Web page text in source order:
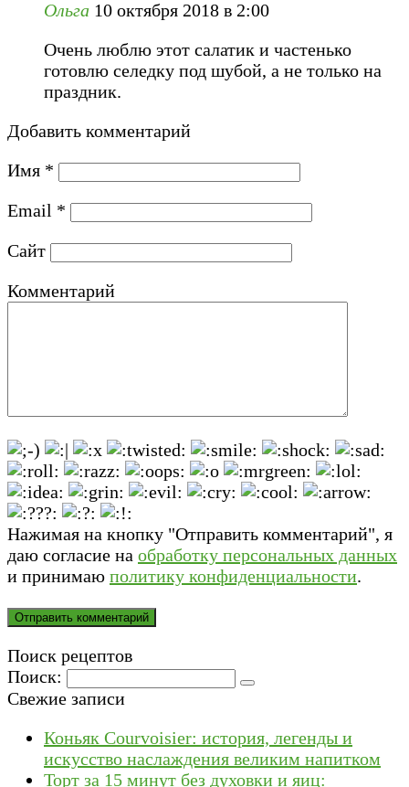
Ольга 10 октября 2018 в 2:00
Очень люблю этот салатик и частенько
готовлю селедку под шубой, а не только на
праздник.
Добавить комментарий
Имя *
Email *
Сайт
Комментарий
Нажимая на кнопку "Отправить комментарий", я
даю согласие на обработку персональных данных
и принимаю политику конфиденциальности.
Поиск рецептов
Поиск:
Свежие записи
Коньяк Courvoisier: история, легенды и
искусство наслаждения великим напитком
Торт за 15 минут без духовки и яиц: